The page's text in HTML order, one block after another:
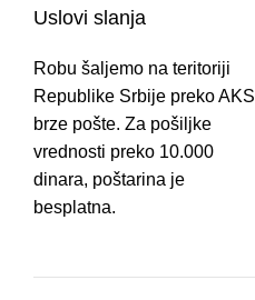
Uslovi slanja
Robu šaljemo na teritoriji
Republike Srbije preko AKS
brze pošte. Za pošiljke
vrednosti preko 10.000
dinara, poštarina je
besplatna.